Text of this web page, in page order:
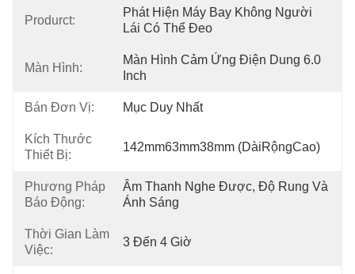
Produrct:
Phát Hiện Máy Bay Không Người
Lái Có Thể Đeo
Màn Hình:
Màn Hình Cảm Ứng Điện Dung 6.0
Inch
Bán Đơn Vị: Mục Duy Nhất
Kích Thước
Thiết Bị:
142mm63mm38mm (DàiRộngCao)
Phương Pháp
Báo Động:
Âm Thanh Nghe Được, Độ Rung Và
Ánh Sáng
Thời Gian Làm
Việc:
3 Đến 4 Giờ